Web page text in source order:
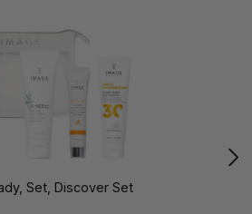
Set, Discover Set